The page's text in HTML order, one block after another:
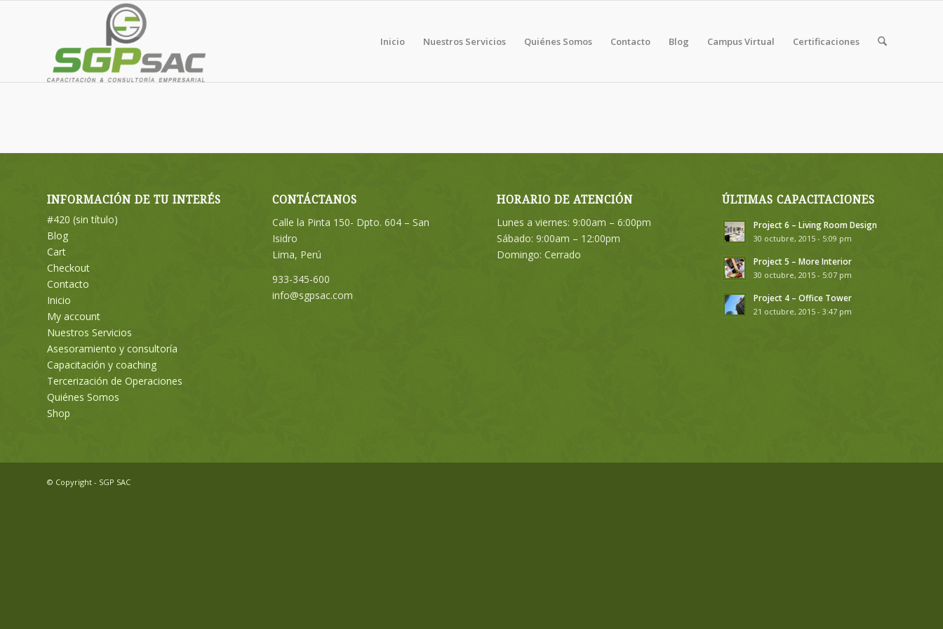
Inicio Nuestros Servicios Quiénes Somos Contacto Blog Campus Virtual Certificaciones
INFORMACIÓN DE TU INTERÉS
#420 (sin título)
Blog
Cart
Checkout
Contacto
Inicio
My account
Nuestros Servicios
Asesoramiento y consultoría
Capacitación y coaching
Tercerización de Operaciones
Quiénes Somos
Shop
CONTÁCTANOS
Calle la Pinta 150- Dpto. 604 – San
Isidro
Lima, Perú
933-345-600
info@sgpsac.com
HORARIO DE ATENCIÓN
Lunes a viernes: 9:00am – 6:00pm
Sábado: 9:00am – 12:00pm
Domingo: Cerrado
ÚLTIMAS CAPACITACIONES
Project 6 – Living Room Design
30 octubre, 2015 - 5:09 pm
Project 5 – More Interior
30 octubre, 2015 - 5:07 pm
Project 4 – Office Tower
21 octubre, 2015 - 3:47 pm
© Copyright - SGP SAC